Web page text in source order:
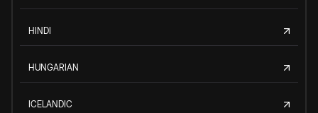
HINDI
HUNGARIAN
ICELANDIC